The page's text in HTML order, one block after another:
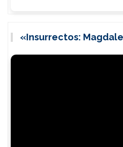
«Insurrectos: